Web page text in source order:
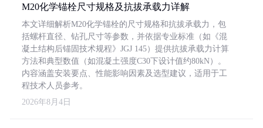
M20化学锚栓尺寸规格及抗拔承载力详解
本文详细解析M20化学锚栓的尺寸规格和抗拔承载力，包
括螺杆直径、钻孔尺寸等参数，并依据专业标准（如《混
凝土结构后锚固技术规程》JGJ 145）提供抗拔承载力计算
方法和典型数值（如混凝土强度C30下设计值约80kN）。
内容涵盖安装要点、性能影响因素及选型建议，适用于工
程技术人员参考。
2026年8月4日